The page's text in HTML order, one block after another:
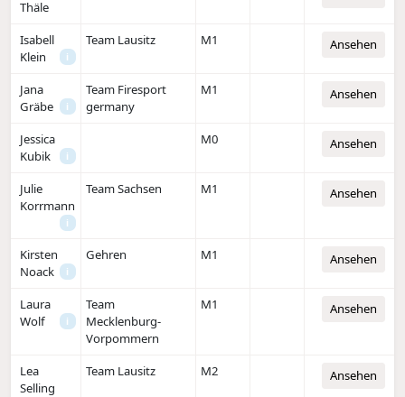
Thäle
Isabell
Klein
i
Team Lausitz M1 Ansehen
Jana
Gräbe
i
Team Firesport
germany
M1 Ansehen
Jessica
Kubik
i
M0 Ansehen
Julie
Korrmann
i
Team Sachsen M1 Ansehen
Kirsten
Noack
i
Gehren M1 Ansehen
Laura
Wolf
i
Team
Mecklenburg-
Vorpommern
M1 Ansehen
Lea
Selling
Team Lausitz M2 Ansehen